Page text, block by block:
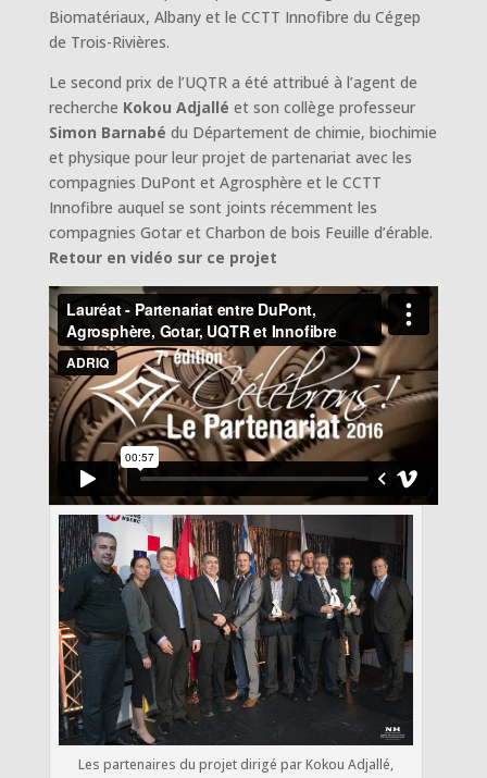
Biomatériaux, Albany et le CCTT Innofibre du Cégep
de Trois-Rivières.
Le second prix de l’UQTR a été attribué à l’agent de
recherche Kokou Adjallé et son collège professeur
Simon Barnabé du Département de chimie, biochimie
et physique pour leur projet de partenariat avec les
compagnies DuPont et Agrosphère et le CCTT
Innofibre auquel se sont joints récemment les
compagnies Gotar et Charbon de bois Feuille d’érable.
Retour en vidéo sur ce projet
Les partenaires du projet dirigé par Kokou Adjallé,